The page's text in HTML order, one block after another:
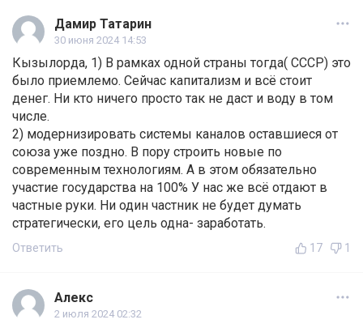
Дамир Татарин
30 июня 2024 14:53
Кызылорда, 1) В рамках одной страны тогда( СССР) это
было приемлемо. Сейчас капитализм и всё стоит
денег. Ни кто ничего просто так не даст и воду в том
числе.
2) модернизировать системы каналов оставшиеся от
союза уже поздно. В пору строить новые по
современным технологиям. А в этом обязательно
участие государства на 100% У нас же всё отдают в
частные руки. Ни один частник не будет думать
стратегически, его цель одна- заработать.
Ответить 17 1
Алекс
2 июля 2024 02:32